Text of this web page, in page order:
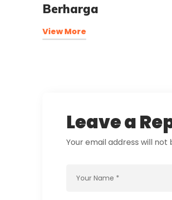
Berharga
View More
Leave a
Your email address will not